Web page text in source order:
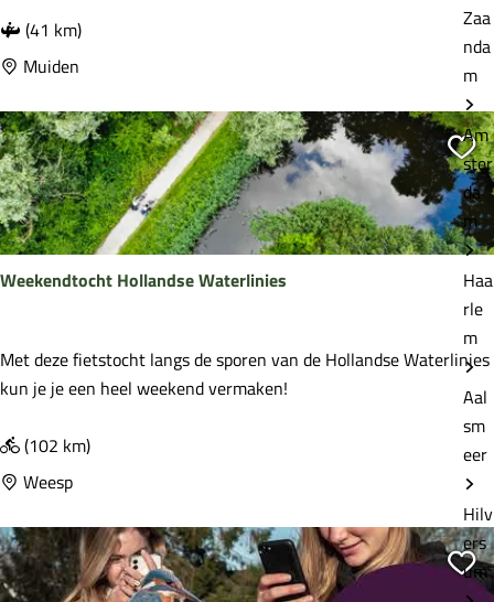
Zaa
nda
m
Am
ster
da
m
Haa
rle
m
Aal
sm
eer
Hilv
ers
um
o
ë
o
v
e
r
d
e
V
h
t
(41 km)
Muiden
Weekendtocht Hollandse Waterlinies
W
e
k
e
d
t
o
Met deze fietstocht langs de sporen van de Hollandse Waterlinies
kun je je een heel weekend vermaken!
(102 km)
Weesp